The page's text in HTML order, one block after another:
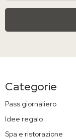
Categorie
Pass giornaliero
Idee regalo
Spa e ristorazione